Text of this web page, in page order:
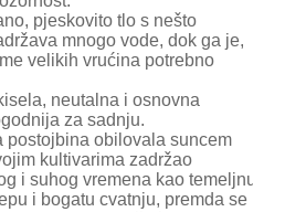
pjeskovito tlo s nešto
mnogo vode, dok ga je,
velikih vrućina potrebno
neutalna i osnovna
za sadnju.
postojbina obilovala suncem
kultivarima zadržao
i suhog vremena kao temeljnu
i bogatu cvatnju, premda se i